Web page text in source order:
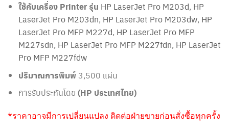
ใช้กับเครื่อง Printer รุ่น HP LaserJet Pro M203d, HP
LaserJet Pro M203dn, HP LaserJet Pro M203dw, HP
LaserJet Pro MFP M227d, HP LaserJet Pro MFP
M227sdn, HP LaserJet Pro MFP M227fdn, HP LaserJet
Pro MFP M227fdw
ปริมาณการพิมพ์3,500 แผ่น
การรับประกันโดย (HP ประเทศไทย)
*ราคาอาจมีการเปลี่ยนแปลง ติดต่อฝ่ายขายก่อนสั่งซื้อทุกครั้ง